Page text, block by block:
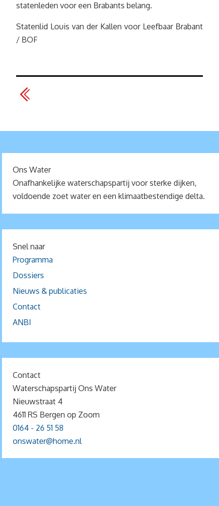
statenleden voor een Brabants belang.
Statenlid Louis van der Kallen voor Leefbaar Brabant
/ BOF
Ons Water
Onafhankelijke waterschapspartij voor sterke dijken,
voldoende zoet water en een klimaatbestendige delta.
Snel naar
Programma
Dossiers
Nieuws & publicaties
Contact
ANBI
Contact
Waterschapspartij Ons Water
Nieuwstraat 4
4611 RS Bergen op Zoom
0164 - 26 51 58
onswater@home.nl